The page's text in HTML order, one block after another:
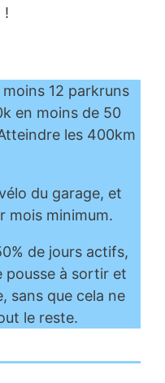
!
12 parkruns
en moins de 50
les 400km
du garage, et
mois minimum.
de jours actifs,
pousse à sortir et
sans que cela ne
le reste.